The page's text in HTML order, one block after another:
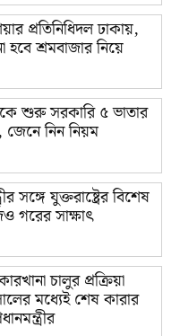
প্রতিনিধিদল ঢাকায়,
শ্রমবাজার নিয়ে
শুরু সরকারি ৫ ভাতার
নিন নিয়ম
সঙ্গে যুক্তরাষ্ট্রের বিশেষ
গরের সাক্ষাৎ
চালুর প্রক্রিয়া
মধ্যেই শেষ কারার